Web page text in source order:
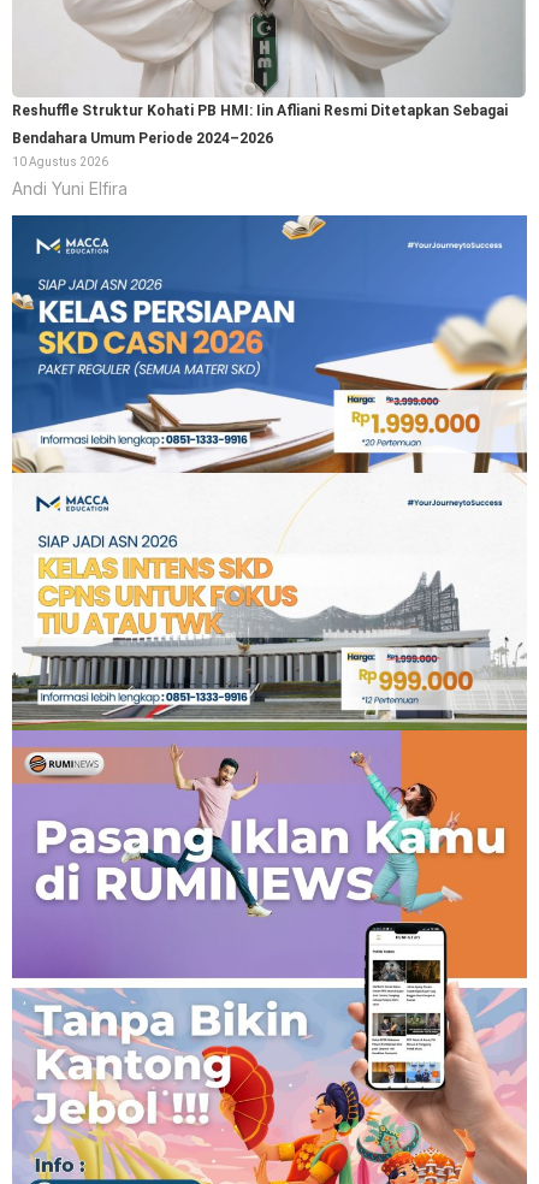
Reshuffle Struktur Kohati PB HMI: Iin Afliani Resmi Ditetapkan Sebagai
Bendahara Umum Periode 2024–2026
10 Agustus 2026
Andi Yuni Elfira